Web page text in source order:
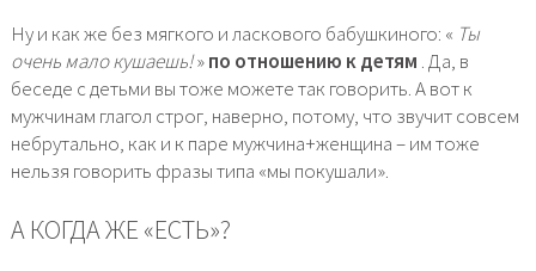
Ну и как же без мягкого и ласкового бабушкиного: « Ты
очень мало кушаешь!»по отношению к детям . Да, в
беседе с детьми вы тоже можете так говорить. А вот к
мужчинам глагол строг, наверно, потому, что звучит совсем
небрутально, как и к паре мужчина+женщина – им тоже
нельзя говорить фразы типа «мы покушали».
А КОГДА ЖЕ «ЕСТЬ»?